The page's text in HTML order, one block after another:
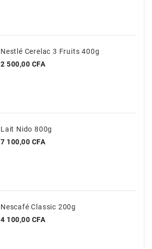
Nestlé Cerelac 3 Fruits 400g
Prix
2 500,00 CFA
Lait Nido 800g
Prix
7 100,00 CFA
Nescafé Classic 200g
Prix
4 100,00 CFA